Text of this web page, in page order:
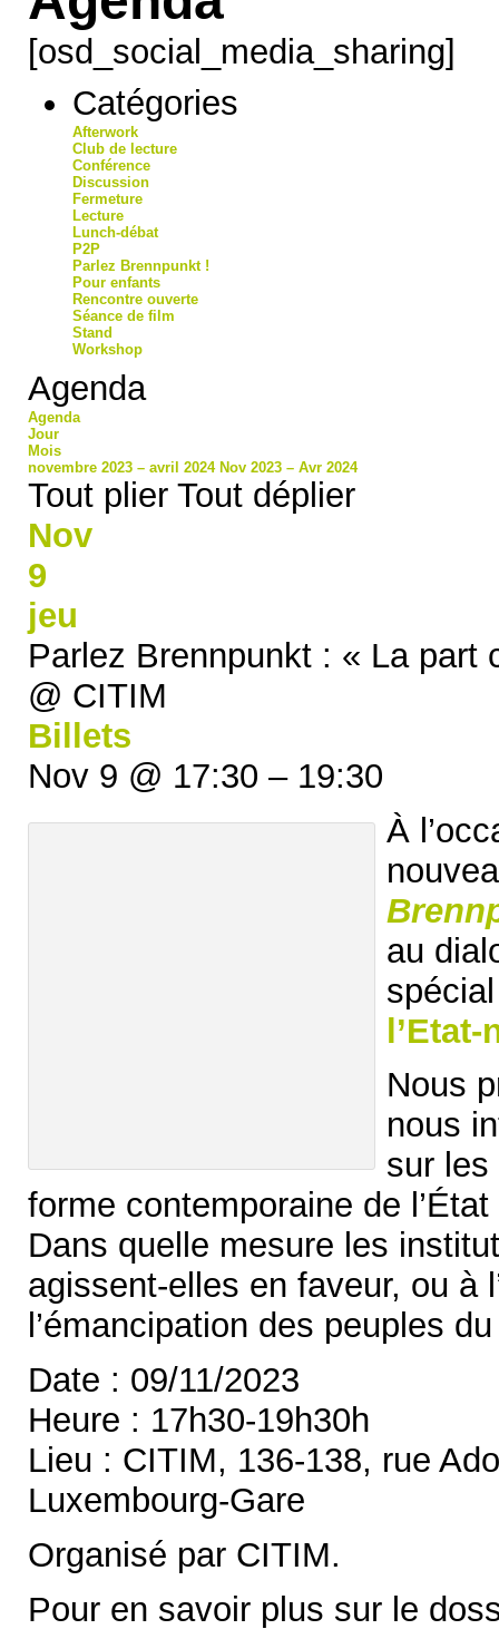
[osd_social_media_sharing]
Catégories
Afterwork
Club de lecture
Conférence
Discussion
Fermeture
Lecture
Lunch-débat
P2P
Parlez Brennpunkt !
Pour enfants
Rencontre ouverte
Séance de film
Stand
Workshop
Agenda
Agenda
Jour
Mois
novembre 2023 – avril 2024 Nov 2023 – Avr 2024
Tout plier Tout déplier
Nov
9
jeu
Parlez Brennpunkt : « La part
@ CITIM
Billets
Nov 9 @ 17:30 – 19:30
À
au
Nous
nous
sur les
forme contemporaine de
Dans quelle mesure les
agissent-elles en faveur, ou à
l’émancipation des peuples
Date : 09/11/2023
Heure : 17h30-19h30h
Lieu : CITIM, 136-138, rue
Luxembourg-Gare
Organisé par CITIM.
Pour en savoir plus sur le